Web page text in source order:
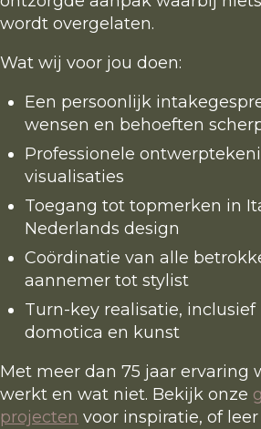
wordt overgelaten.
Wat wij voor jou doen:
Een persoonlijk
wensen en behoeften
Professionele
visualisaties
Toegang tot topmerken in
Nederlands design
Coördinatie van alle
aannemer tot stylist
Turn-key realisatie,
domotica en kunst
Met meer dan 75 jaar ervaring
werkt en wat niet. Bekijk onze
projecten voor inspiratie, of